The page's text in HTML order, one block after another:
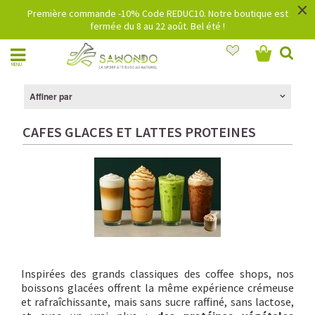
Première commande -10% Code REDUC10. Notre boutique est
fermée du 8 au 22 août. Bel été !
×
MENU
Affiner par
CAFES GLACES ET LATTES PROTEINES
Inspirées des grands classiques des coffee shops, nos
boissons glacées offrent la même expérience crémeuse
et rafraîchissante, mais sans sucre raffiné, sans lactose,